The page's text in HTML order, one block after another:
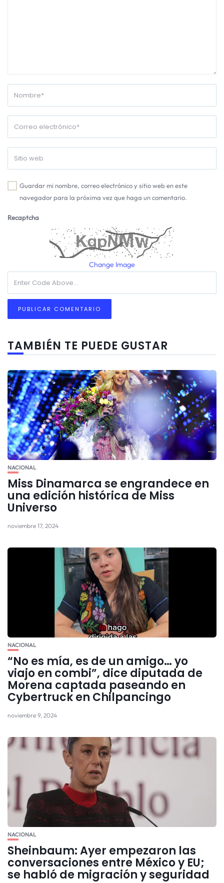
Guardar mi nombre, correo electrónico y sitio web en este
navegador para la próxima vez que haga un comentario.
Recaptcha
Change Image
TAMBIÉN TE PUEDE GUSTAR
NACIONAL
Miss Dinamarca se engrandece en
una edición histórica de Miss
Universo
noviembre 17, 2024
NACIONAL
“No es mía, es de un amigo… yo
viajo en combi”, dice diputada de
Morena captada paseando en
Cybertruck en Chilpancingo
noviembre 9, 2024
NACIONAL
Sheinbaum: Ayer empezaron las
conversaciones entre México y EU;
se habló de migración y seguridad